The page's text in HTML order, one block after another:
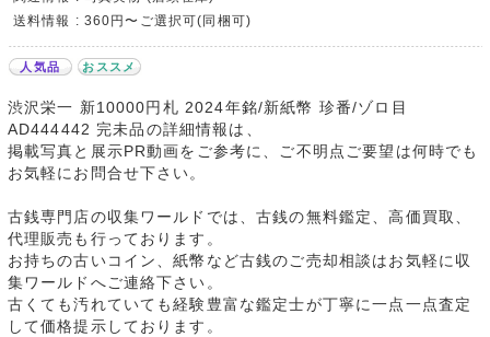
送料情報 : 360円〜ご選択可(同梱可)
人気品 おススメ
渋沢栄一 新10000円札 2024年銘/新紙幣 珍番/ゾロ目
AD444442 完未品の詳細情報は、
掲載写真と展示PR動画をご参考に、ご不明点ご要望は何時でも
お気軽にお問合せ下さい。
古銭専門店の収集ワールドでは、古銭の無料鑑定、高価買取、
代理販売も行っております。
お持ちの古いコイン、紙幣など古銭のご売却相談はお気軽に収
集ワールドへご連絡下さい。
古くても汚れていても経験豊富な鑑定士が丁寧に一点一点査定
して価格提示しております。